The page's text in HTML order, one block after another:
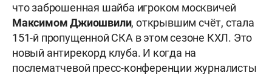
что заброшенная шайба игроком москвичей
Максимом Джиошвили, открывшим счёт, стала
151-й пропущенной СКА в этом сезоне КХЛ. Это
новый антирекорд клуба. И когда на
послематчевой пресс-конференции журналисты